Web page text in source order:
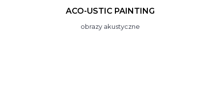
UP-SORBER PANEL
panel dźwiękochłonny